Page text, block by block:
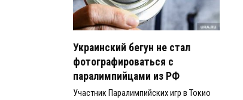
Украинский бегун не стал
фотографироваться с
паралимпийцами из РФ
Участник Паралимпийских игр в Токио